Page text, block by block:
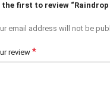
the first to review
email address will not be
review *